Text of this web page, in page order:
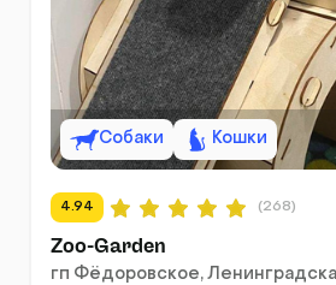
Собаки Кошки
4.94 (268)
Zoo-Garden
гп Фёдоровское,